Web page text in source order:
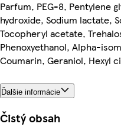
Parfum, PEG-8, Pentylene
hydroxide, Sodium lactate,
Tocopheryl acetate,
Phenoxyethanol, Alpha-
Coumarin, Geraniol, Hexyl
Ďalšie informácie
Čistý obsah